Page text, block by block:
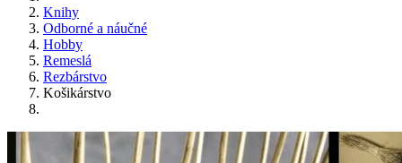
Knihy
Odborné a náučné
Hobby
Remeslá
Rezbárstvo
Košikárstvo